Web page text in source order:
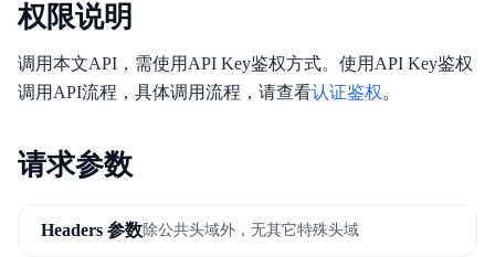
权限说明
调用本文API，需使用API Key鉴权方式。使用API Key鉴权
调用API流程，具体调用流程，请查看认证鉴权。
请求参数
Headers 参数除公共头域外，无其它特殊头域